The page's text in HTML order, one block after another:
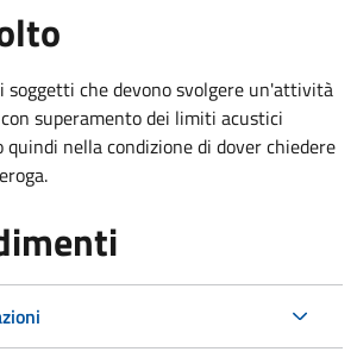
soggetti che devono svolgere un'attività
superamento dei limiti acustici
nella condizione di dover chiedere